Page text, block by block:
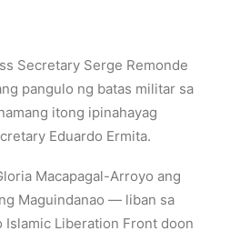
Secretary Serge Remonde
pangulo ng batas militar sa
itong ipinahayag
Eduardo Ermita.
Macapagal-Arroyo ang
Maguindanao — liban sa
Liberation Front doon